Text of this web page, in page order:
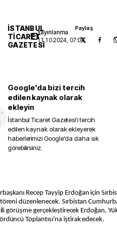
İSTANBUL
TICARET
GAZETESI
Yayınlanma
11.10.2024, 07:04
Paylaş
Google'da bizi tercih
edilen kaynak olarak
ekleyin
İstanbul Ticaret Gazetesi'i tercih
edilen kaynak olarak ekleyerek
haberlerimizi Google'da daha sık
görebilirsiniz.
Recep Tayyip Erdoğan için
töreni düzenlenecek. Sırbistan
görüşme gerçekleştirecek Erdoğan,
Toplantısı'na iştirak edecek.